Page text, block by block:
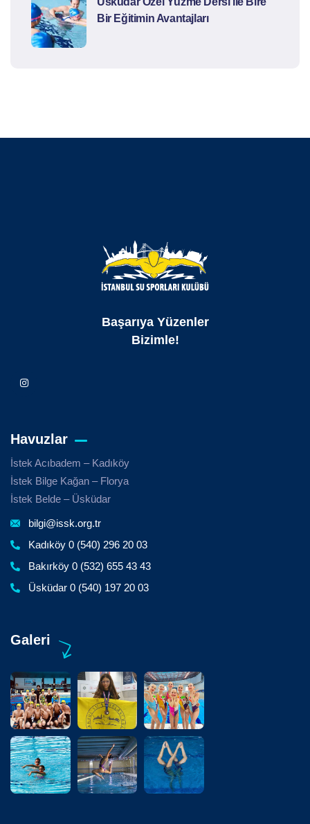
Bir Eğitimin Avantajları
Başarıya Yüzenler
Bizimle!
Havuzlar
İstek Acıbadem – Kadıköy
İstek Bilge Kağan – Florya
İstek Belde – Üsküdar
bilgi@issk.org.tr
Kadıköy 0 (540) 296 20 03
Bakırköy 0 (532) 655 43 43
Üsküdar 0 (540) 197 20 03
Galeri